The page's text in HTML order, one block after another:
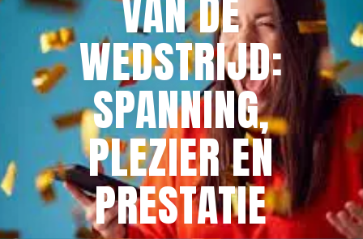
VAN DE
WEDSTRIJD:
SPANNING,
PLEZIER EN
PRESTATIE